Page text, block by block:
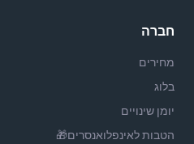
חברה
מחירים
בלוג
יומן שינויים
הטבות לאינפלואנסרים🎁